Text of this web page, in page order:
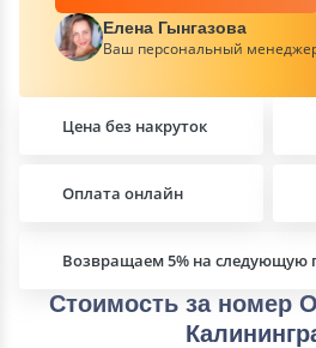
Елена Гынгазова
Ваш персональный
Цена без накруток
Возвращаем 5% на следующую
Оплата онлайн
Стоимость за номер